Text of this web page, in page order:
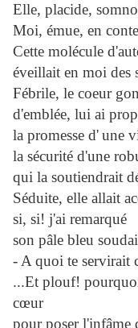
Elle, placide,
Moi, émue, en
Cette molécule
éveillait en moi des
Fébrile, le coeur
d'emblée, lui ai
la promesse d'une
la sécurité d'une
qui la soutiendrait
Séduite, elle allait
si, si! j'ai remarqué
son pâle bleu
- A quoi te servirait
...Et plouf!
cœur
pour poser l'infâme